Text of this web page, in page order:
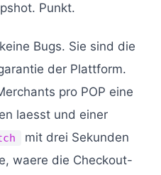
Punkt.
Bugs. Sie sind die
der Plattform.
pro POP eine
laesst und einer
mit drei Sekunden
waere die Checkout-